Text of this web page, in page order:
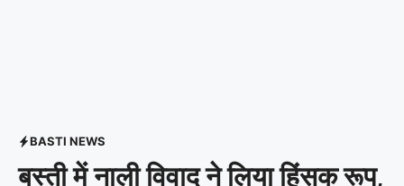
BASTI NEWS
बस्ती में नाली विवाद ने लिया हिंसक रूप,